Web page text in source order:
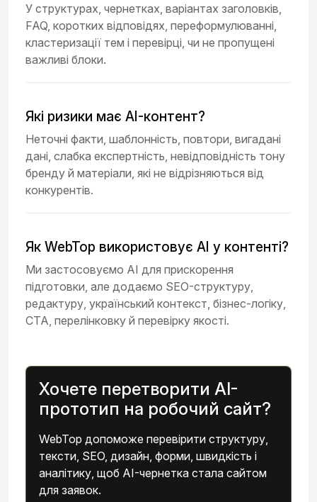
У структурах, чернетках, варіантах заголовків,
FAQ, коротких відповідях, переформулюванні,
кластеризації тем і перевірці, чи не пропущені
важливі блоки.
Які ризики має AI-контент?
Неточні факти, шаблонність, повтори, вигадані
дані, слабка експертність, невідповідність тону
бренду й матеріали, які не відрізняються від
конкурентів.
Як WebTop використовує AI у контенті?
Ми застосовуємо AI для прискорення
підготовки, але додаємо SEO-структуру,
редактуру, український контекст, бізнес-логіку,
CTA, перелінковку й перевірку якості.
Хочете перетворити AI-
прототип на робочий сайт?
WebTop допоможе перевірити структуру,
тексти, SEO, дизайн, форми, швидкість і
аналітику, щоб AI-чернетка стала сайтом
для заявок.